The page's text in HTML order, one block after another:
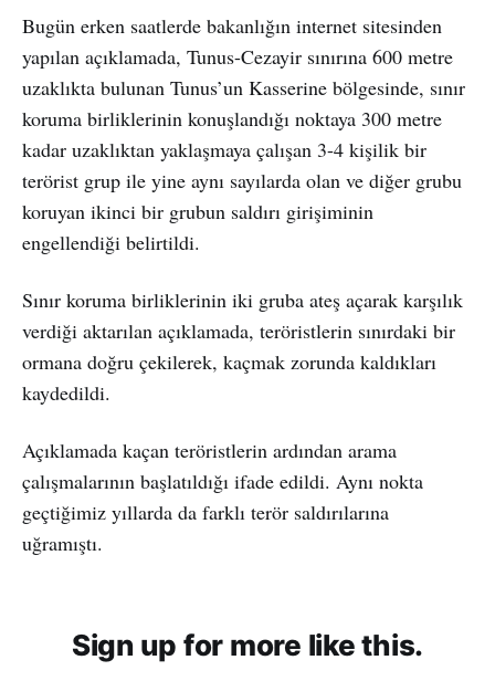
Bugün erken saatlerde bakanlığın internet sitesinden
yapılan açıklamada, Tunus-Cezayir sınırına 600 metre
uzaklıkta bulunan Tunus’un Kasserine bölgesinde, sınır
koruma birliklerinin konuşlandığı noktaya 300 metre
kadar uzaklıktan yaklaşmaya çalışan 3-4 kişilik bir
terörist grup ile yine aynı sayılarda olan ve diğer grubu
koruyan ikinci bir grubun saldırı girişiminin
engellendiği belirtildi.
Sınır koruma birliklerinin iki gruba ateş açarak karşılık
verdiği aktarılan açıklamada, teröristlerin sınırdaki bir
ormana doğru çekilerek, kaçmak zorunda kaldıkları
kaydedildi.
Açıklamada kaçan teröristlerin ardından arama
çalışmalarının başlatıldığı ifade edildi. Aynı nokta
geçtiğimiz yıllarda da farklı terör saldırılarına
uğramıştı.
Sign up for more like this.